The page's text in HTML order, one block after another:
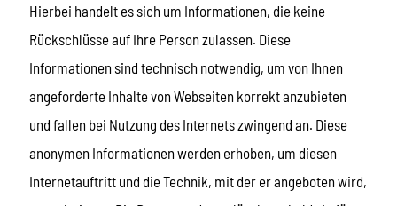
Hierbei handelt es sich um Informationen, die keine
Rückschlüsse auf Ihre Person zulassen. Diese
Informationen sind technisch notwendig, um von Ihnen
angeforderte Inhalte von Webseiten korrekt anzubieten
und fallen bei Nutzung des Internets zwingend an. Diese
anonymen Informationen werden erhoben, um diesen
Internetauftritt und die Technik, mit der er angeboten wird,